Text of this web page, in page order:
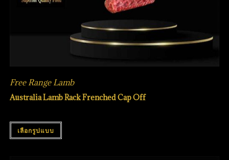
Free Range Lamb
Australia Lamb Rack Frenched Cap Off
เลือกรูปแบบ